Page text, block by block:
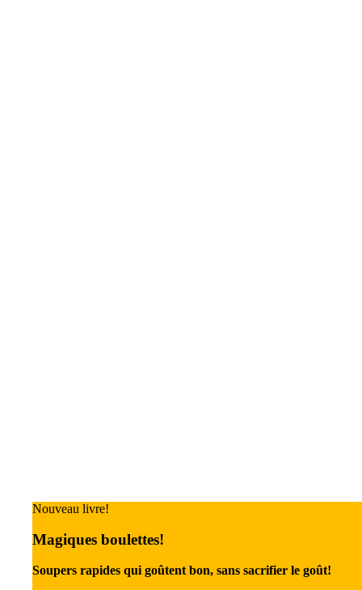
Nouveau livre!
Magiques boulettes!
Soupers rapides qui goûtent bon, sans sacrifier le goût!